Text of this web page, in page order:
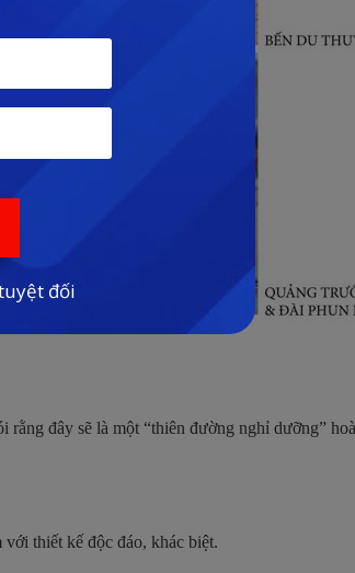
đây sẽ là một “thiên đường nghỉ dưỡng”
thiết kế độc đáo, khác biệt.